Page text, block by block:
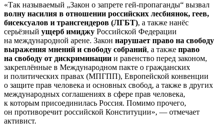
«Так называемый „Закон о запрете гей-пропаганды“ вызвал
волну насилия в отношении российских лесбиянок, геев,
бисексуалов и трансгендеров (ЛГБТ), а также нанёс
серьёзный ущерб имиджу Российской Федерации
на международной арене. Закон нарушает право на свободу
выражения мнений и свободу собраний, а также право
на свободу от дискриминации и равенство перед законом,
закреплённые в Международном пакте о гражданских
и политических правах (МПГПП), Европейской конвенции
о защите прав человека и основных свобод, а также в других
международных соглашениях в сфере прав человека,
к которым присоединилась Россия. Помимо прочего,
он противоречит российской Конституции», — отмечает
активист.